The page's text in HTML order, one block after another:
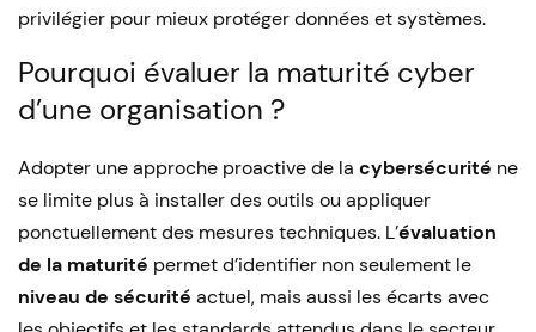
privilégier pour mieux protéger données et systèmes.
Pourquoi évaluer la maturité cyber
d’une organisation ?
Adopter une approche proactive de la cybersécurité ne
se limite plus à installer des outils ou appliquer
ponctuellement des mesures techniques. L’évaluation
de la maturité permet d’identifier non seulement le
niveau de sécurité actuel, mais aussi les écarts avec